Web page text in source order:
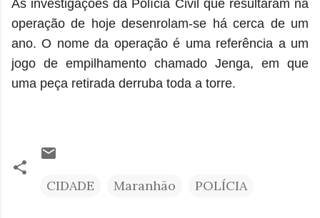
As investigações da Polícia Civil que resultaram na
operação de hoje desenrolam-se há cerca de um
ano. O nome da operação é uma referência a um
jogo de empilhamento chamado Jenga, em que
uma peça retirada derruba toda a torre.
CIDADE Maranhão POLÍCIA